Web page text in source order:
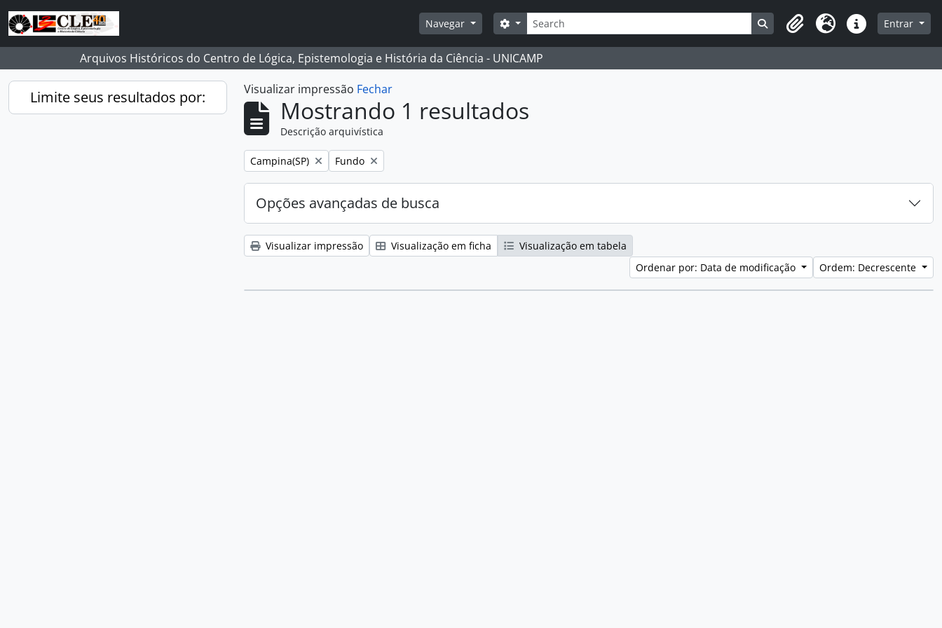
Skip to main content
Navegar
Buscar
Opções de busca Busque na página de navegação
Clipboard
Idioma Atalhos Entrar
Arquivos Históricos do Centro de Lógica, Epistemologia e História da Ciência - UNICAMP
Limite seus resultados por: Visualizar impressão Fechar
Mostrando 1 resultados
Descrição arquivística
Remover filtro:
Campina(SP) Remover filtro:
Fundo
Opções avançadas de busca
Visualizar impressão Visualização em ficha
Visualização em tabela
Ordenar por: Data de modificação
Ordem: Decrescente